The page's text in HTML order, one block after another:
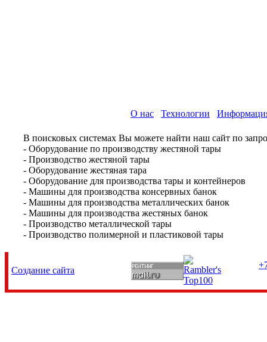
О нас Технологии
В поисковых системах Вы можете найти наш сайт по
- Оборудование по производству жестяной тары
- Производство жестяной тары
- Оборудование жестяная тара
- Оборудование для производства тары и контейнеров
- Машины для производства консервных банок
- Машины для производства металлических банок
- Машины для производства жестяных банок
- Производство металлической тары
- Производство полимерной и пластиковой тары
Создание сайта